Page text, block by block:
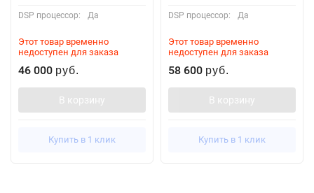
DSP процессор: Да
Этот товар временно
недоступен для заказа
46 000 руб.
В корзину
Купить в 1 клик
DSP процессор: Да
Этот товар временно
недоступен для заказа
58 600 руб.
В корзину
Купить в 1 клик